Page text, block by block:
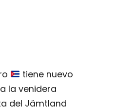
tiene nuevo
la venidera
del Jämtland